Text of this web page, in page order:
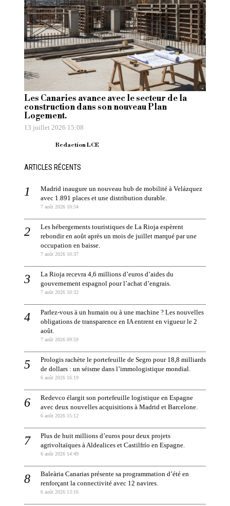
Les Canaries avance avec le secteur de la
construction dans son nouveau Plan
Logement.
13 juillet 2026 15:08
Redaction LCE
ARTICLES RÉCENTS
Madrid inaugure un nouveau hub de mobilité à Velázquez
avec 1.891 places et une distribution durable.
7 août 2026 10:54
Les hébergements touristiques de La Rioja espèrent
rebondir en août après un mois de juillet marqué par une
occupation en baisse.
7 août 2026 10:37
La Rioja recevra 4,6 millions d’euros d’aides du
gouvernement espagnol pour l’achat d’engrais.
7 août 2026 10:32
Parlez-vous à un humain ou à une machine ? Les nouvelles
obligations de transparence en IA entrent en vigueur le 2
août.
7 août 2026 09:59
Prologis rachète le portefeuille de Segro pour 18,8 milliards
de dollars : un séisme dans l’immologistique mondial.
6 août 2026 16:19
Redevco élargit son portefeuille logistique en Espagne
avec deux nouvelles acquisitions à Madrid et Barcelone.
6 août 2026 15:12
Plus de huit millions d’euros pour deux projets
agrivoltaïques à Aldealices et Castilfrío en Espagne.
6 août 2026 14:49
Baleària Canarias présente sa programmation d’été en
renforçant la connectivité avec 12 navires.
6 août 2026 13:16